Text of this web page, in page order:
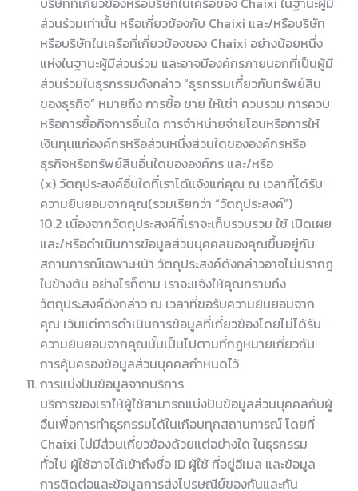
ส่วนร่วมเท่านั้น หรือเกี่ยวข้องกับ Chaixi และ/หรือบริษัท
หรือบริษัทในเครือที่เกี่ยวข้องของ Chaixi อย่างน้อยหนึ่ง
แห่งในฐานะผู้มีส่วนร่วม และอาจมีองค์กรภายนอกที่เป็นผู้มี
ส่วนร่วมในธุรกรรมดังกล่าว “ธุรกรรมเกี่ยวกับทรัพย์สิน
ของธุรกิจ” หมายถึง การซื้อ ขาย ให้เช่า ควบรวม การควบ
หรือการซื้อกิจการอื่นใด การจำหน่ายจ่ายโอนหรือการให้
เงินทุนแก่องค์กรหรือส่วนหนึ่งส่วนใดขององค์กรหรือ
ธุรกิจหรือทรัพย์สินอื่นใดขององค์กร และ/หรือ
(x) วัตถุประสงค์อื่นใดที่เราได้แจ้งแก่คุณ ณ เวลาที่ได้รับ
ความยินยอมจากคุณ(รวมเรียกว่า “วัตถุประสงค์”)
10.2 เนื่องจากวัตถุประสงค์ที่เราจะเก็บรวบรวม ใช้ เปิดเผย
และ/หรือดำเนินการข้อมูลส่วนบุคคลของคุณขึ้นอยู่กับ
สถานการณ์เฉพาะหน้า วัตถุประสงค์ดังกล่าวอาจไม่ปรากฎ
ในข้างต้น อย่างไรก็ตาม เราจะแจ้งให้คุณทราบถึง
วัตถุประสงค์ดังกล่าว ณ เวลาที่ขอรับความยินยอมจาก
คุณ เว้นแต่การดำเนินการข้อมูลที่เกี่ยวข้องโดยไม่ได้รับ
ความยินยอมจากคุณนั้นเป็นไปตามที่กฎหมายเกี่ยวกับ
การคุ้มครองข้อมูลส่วนบุคคลกำหนดไว้
การแบ่งปันข้อมูลจากบริการ
บริการของเราให้ผู้ใช้สามารถแบ่งปันข้อมูลส่วนบุคคลกับผู้
อื่นเพื่อการทำธุรกรรมได้ในเกือบทุกสถานการณ์ โดยที่
Chaixi ไม่มีส่วนเกี่ยวข้องด้วยแต่อย่างใด ในธุรกรรม
ทั่วไป ผู้ใช้อาจได้เข้าถึงชื่อ ID ผู้ใช้ ที่อยู่อีเมล และข้อมูล
การติดต่อและข้อมูลการส่งไปรษณีย์ของกันและกัน